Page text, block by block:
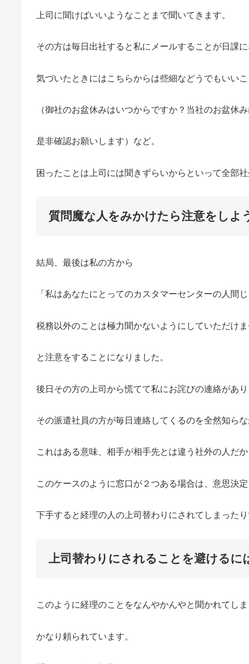
上司に聞けばいいようなことまで聞いてきます。
その方は毎日出社すると私にメールすることが日課に
気づいたときにはこちらからは些細などうでもいい
（御社のお盆休みはいつからですか？当社のお盆休
是非確認お願いします）など。
困ったことは上司には聞きずらいからといって全部
質問魔な人をみかけたら注意をしよ
結局、最後は私の方から
「私はあなたにとってのカスタマーセンターの人間
税務以外のことは極力聞かないようにしていただけま
と注意をすることになりました。
後日その方の上司から慌てて私にお詫びの連絡があり
その派遣社員の方が毎日連絡してくるのを全然知らな
これはある意味、相手が相手先とは違う社外の人だ
このケースのように窓口が２つある場合は、意思決
下手すると経理の人の上司替わりにされてしまった
上司替わりにされることを避けるに
このように経理のことをなんやかんやと聞かれてしま
かなり頼られています。